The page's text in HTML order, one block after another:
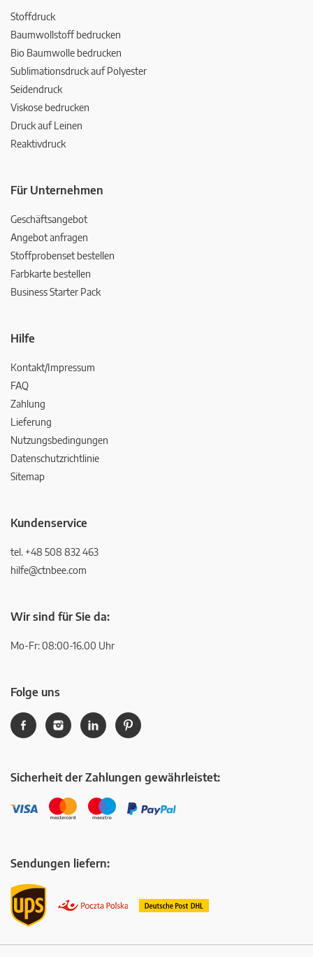
Stoffdruck
Baumwollstoff bedrucken
Bio Baumwolle bedrucken
Sublimationsdruck auf Polyester
Seidendruck
Viskose bedrucken
Druck auf Leinen
Reaktivdruck
Für Unternehmen
Geschäftsangebot
Angebot anfragen
Stoffprobenset bestellen
Farbkarte bestellen
Business Starter Pack
Hilfe
Kontakt/Impressum
FAQ
Zahlung
Lieferung
Nutzungsbedingungen
Datenschutzrichtlinie
Sitemap
Kundenservice
tel. +48 508 832 463
hilfe@ctnbee.com
Wir sind für Sie da:
Mo-Fr: 08:00-16.00 Uhr
Folge uns
Sicherheit der Zahlungen gewährleistet:
Sendungen liefern: